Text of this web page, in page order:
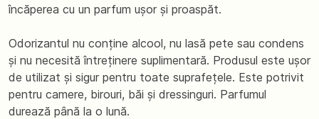
încăperea cu un parfum ușor și proaspăt.
Odorizantul nu conține alcool, nu lasă pete sau condens
și nu necesită întreținere suplimentară. Produsul este ușor
de utilizat și sigur pentru toate suprafețele. Este potrivit
pentru camere, birouri, băi și dressinguri. Parfumul
durează până la o lună.